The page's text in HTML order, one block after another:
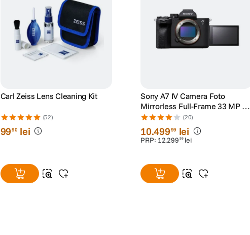
Carl Zeiss Lens Cleaning Kit
(52)
9990 lei
Sony A7 IV Camera Foto
Mirrorless Full-Frame 33 MP AF
in Timp Real 10cps 4K60p
Negru
(20)
10.49999 lei
PRP: 12.299 99 lei